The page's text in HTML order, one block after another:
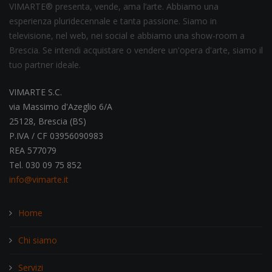
VIMARTE® presenta, vende, ama l’arte. Abbiamo una
esperienza pluridecennale e tanta passione. Siamo in
televisione, nel web, nei social e abbiamo una show-room a
Brescia. Se intendi acquistare o vendere un'opera d'arte, siamo il
tuo partner ideale.
VIMARTE S.C.
via Massimo d'Azeglio 6/A
25128, Brescia (BS)
P.IVA / CF 03956090983
REA 577079
Tel. 030 09 75 852
info@vimarte.it
Home
Chi siamo
Servizi